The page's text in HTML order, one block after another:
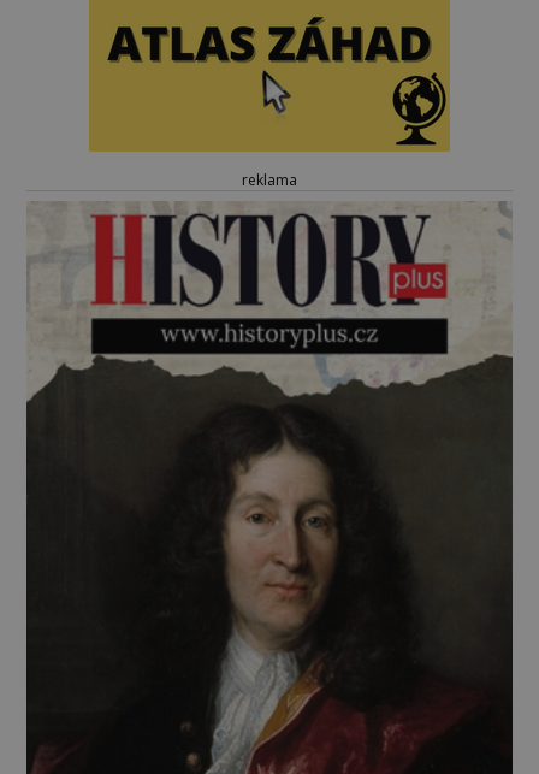
reklama